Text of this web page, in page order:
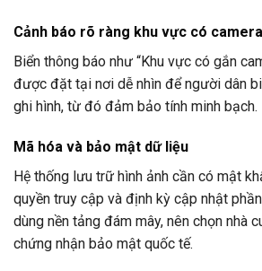
Cảnh báo rõ ràng khu vực có camera
Biển thông báo như “Khu vực có gắn
được đặt tại nơi dễ nhìn để người dân
ghi hình, từ đó đảm bảo tính minh bạch.
Mã hóa và bảo mật dữ liệu
Hệ thống lưu trữ hình ảnh cần có mật
quyền truy cập và định kỳ cập nhật
dùng nền tảng đám mây, nên chọn nhà
chứng nhận bảo mật quốc tế.